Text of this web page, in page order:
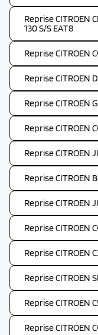
Reprise CITROEN
130 S/S EAT8
Reprise CITROEN
Reprise CITROEN
Reprise CITROEN
Reprise CITROEN
Reprise CITROEN
Reprise CITROEN
Reprise CITROEN
Reprise CITROEN
Reprise CITROEN
Reprise CITROEN
Reprise CITROEN
Reprise CITROEN